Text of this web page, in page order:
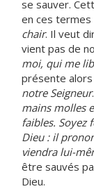
se sauver.
en ces termes
chair. Il veut
vient pas de
moi, qui me
présente
notre Seigneur
mains molles
faibles. Soyez
Dieu : il
viendra lui-
être sauvés
Dieu.